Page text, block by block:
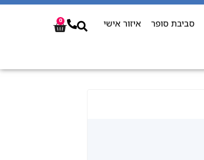
סביבת סופר איזור אישי 0